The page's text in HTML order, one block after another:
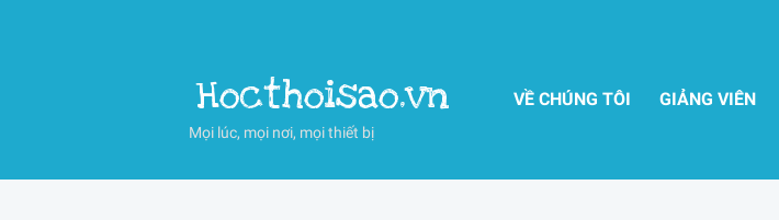
Hocthoisao.vn
Mọi lúc, mọi nơi, mọi thiết bị
VỀ CHÚNG TÔI GIẢNG VIÊN